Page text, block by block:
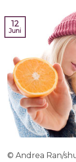
12
Juni
© Andrea Ran/